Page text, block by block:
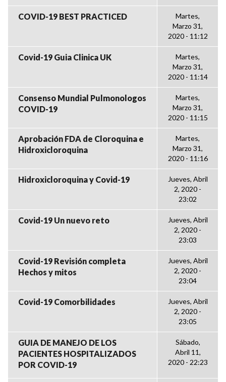
COVID-19 BEST PRACTICED
Martes,
Marzo 31,
2020 - 11:12
Covid-19 Guia Clinica UK
Martes,
Marzo 31,
2020 - 11:14
Consenso Mundial Pulmonologos
COVID-19
Martes,
Marzo 31,
2020 - 11:15
Aprobación FDA de Cloroquina e
Hidroxicloroquina
Martes,
Marzo 31,
2020 - 11:16
Hidroxicloroquina y Covid-19
Jueves, Abril
2, 2020 -
23:02
Covid-19 Un nuevo reto
Jueves, Abril
2, 2020 -
23:03
Covid-19 Revisión completa
Hechos y mitos
Jueves, Abril
2, 2020 -
23:04
Covid-19 Comorbilidades
Jueves, Abril
2, 2020 -
23:05
GUIA DE MANEJO DE LOS
PACIENTES HOSPITALIZADOS
POR COVID-19
Sábado,
Abril 11,
2020 - 22:23